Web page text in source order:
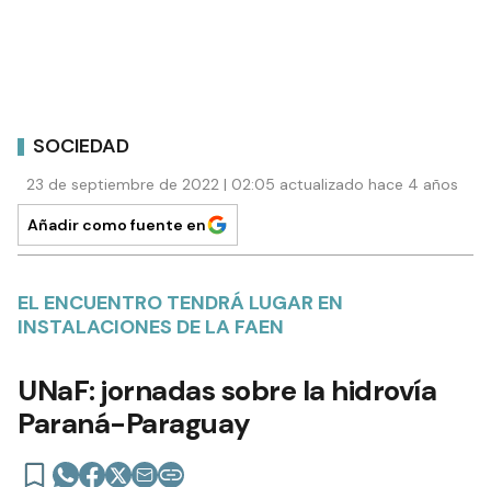
SOCIEDAD
23 de septiembre de 2022 | 02:05 actualizado hace 4 años
Añadir como fuente en
EL ENCUENTRO TENDRÁ LUGAR EN
INSTALACIONES DE LA FAEN
UNaF: jornadas sobre la hidrovía
Paraná-Paraguay